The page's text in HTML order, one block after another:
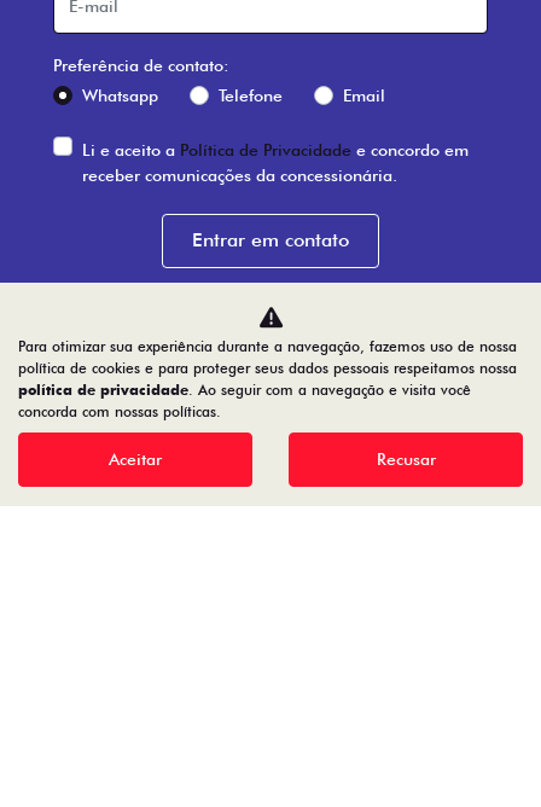
Desacelere. Seu bem maior é a vida.
Barigui Veiculos Ltda
79.763.884/0019-15
Desenvolvido pela DEALERSPACE ® Direitos Reservados.
Para otimizar sua experiência durante a navegação, fazemos uso de nossa
política de cookies e para proteger seus dados pessoais respeitamos nossa
política de privacidade. Ao seguir com a navegação e visita você
concorda com nossas políticas.
Aceitar Recusar